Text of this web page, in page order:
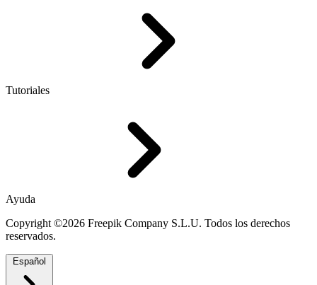
Tutoriales
Ayuda
Copyright ©2026 Freepik Company S.L.U. Todos los derechos
reservados.
Español